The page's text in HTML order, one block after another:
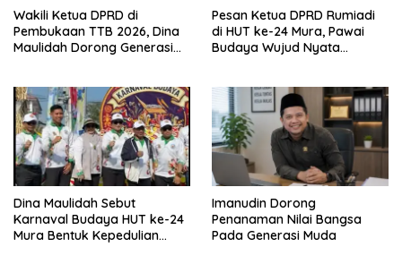
Wakili Ketua DPRD di
Pembukaan TTB 2026, Dina
Maulidah Dorong Generasi
Pesan Ketua DPRD Rumiadi
di HUT ke-24 Mura, Pawai
Budaya Wujud Nyata
Dina Maulidah Sebut
Karnaval Budaya HUT ke-24
Mura Bentuk Kepedulian
Imanudin Dorong
Penanaman Nilai Bangsa
Pada Generasi Muda